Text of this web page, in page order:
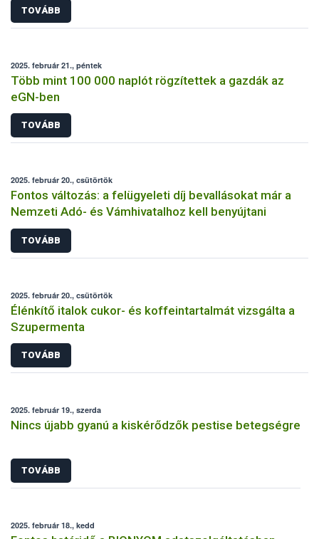
TOVÁBB
2025. február 21., péntek
Több mint 100 000 naplót rögzítettek a gazdák az
eGN-ben
TOVÁBB
2025. február 20., csütörtök
Fontos változás: a felügyeleti díj bevallásokat már a
Nemzeti Adó- és Vámhivatalhoz kell benyújtani
TOVÁBB
2025. február 20., csütörtök
Élénkítő italok cukor- és koffeintartalmát vizsgálta a
Szupermenta
TOVÁBB
2025. február 19., szerda
Nincs újabb gyanú a kiskérődzők pestise betegségre
TOVÁBB
2025. február 18., kedd